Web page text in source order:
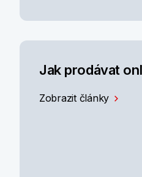
Jak prodávat
Zobrazit články